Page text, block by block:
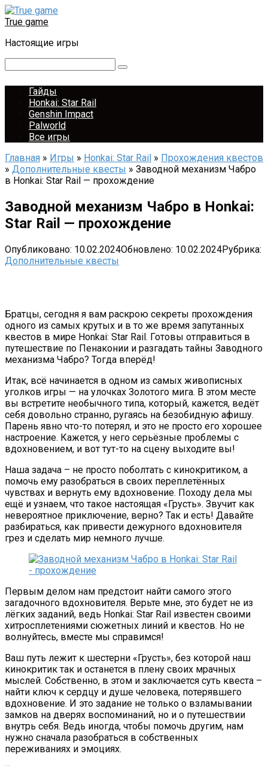
Перейти
к
True game
Настоящие игры
Гайды
Honkai: Star Rail
Genshin Impact
Palworld
Все игры
Главная » Игры » Honkai: Star Rail » Прохождения квестов
» Дополнительные квесты » Заводной механизм Чабро
в Honkai: Star Rail — прохождение
Заводной механизм Чабро в Honkai:
Star Rail — прохождение
Опубликовано: 10.02.2024Обновлено: 10.02.2024Рубрика:
Дополнительные квесты
Братцы, сегодня я вам раскрою секреты прохождения
одного из самых крутых и в то же время запутанных
квестов в мире Honkai: Star Rail. Готовы отправиться в
путешествие по Пенаконии и разгадать тайны Заводного
механизма Чабро? Тогда вперёд!
Итак, всё начинается в одном из самых живописных
уголков игры — на улочках Золотого мига. В этом месте
вы встретите необычного типа, который, кажется, ведёт
себя довольно странно, ругаясь на безобидную афишу.
Парень явно что-то потерял, и это не просто его хорошее
настроение. Кажется, у него серьёзные проблемы с
вдохновением, и вот тут-то на сцену выходите вы!
Наша задача – не просто поболтать с кинокритиком, а
помочь ему разобраться в своих переплетённых
чувствах и вернуть ему вдохновение. Походу дела мы
ещё и узнаем, что такое настоящая «Грусть». Звучит как
невероятное приключение, верно? Так и есть! Давайте
разбираться, как привести дежурного вдохновителя
грез и сделать мир немного лучше.
Первым делом нам предстоит найти самого этого
загадочного вдохновителя. Верьте мне, это будет не из
лёгких заданий, ведь Honkai: Star Rail известен своими
хитросплетениями сюжетных линий и квестов. Но не
волнуйтесь, вместе мы справимся!
Ваш путь лежит к шестерни «Грусть», без которой наш
кинокритик так и останется в плену своих мрачных
мыслей. Собственно, в этом и заключается суть квеста –
найти ключ к сердцу и душе человека, потерявшего
вдохновение. И это задание не только о взламывании
замков на дверях воспоминаний, но и о путешествии
внутрь себя. Ведь иногда, чтобы помочь другим, нам
нужно сначала разобраться в собственных
переживаниях и эмоциях.